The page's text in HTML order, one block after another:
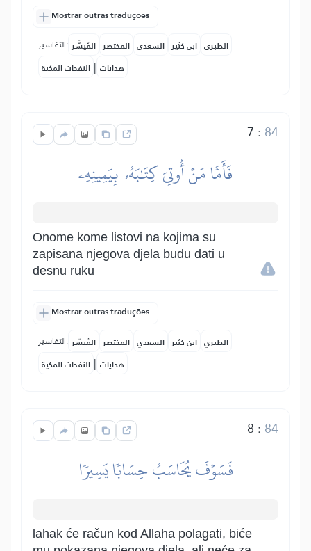
Mostrar outras traduções
التفاسير: المُيسَّر المختصر السعدي ابن كثير الطبري
النفحات المكية | هدايات
7 : 84
فَأَمَّا مَنۡ أُوتِيَ كِتَٰبَهُۥ بِيَمِينِهِۦ
Onome kome listovi na kojima su
zapisana njegova djela budu dati u
desnu ruku
Mostrar outras traduções
التفاسير: المُيسَّر المختصر السعدي ابن كثير الطبري
النفحات المكية | هدايات
8 : 84
فَسَوۡفَ يُحَاسَبُ حِسَابٗا يَسِيرٗا
lahak će račun kod Allaha polagati, biće